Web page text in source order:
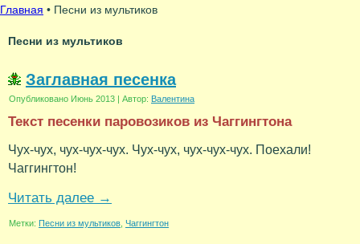
Главная • Песни из мультиков
Песни из мультиков
Заглавная песенка
Опубликовано Июнь 2013 | Автор: Валентина
Текст песенки паровозиков из Чаггингтона
Чух-чух, чух-чух-чух. Чух-чух, чух-чух-чух. Поехали!
Чаггингтон!
Читать далее →
Метки: Песни из мультиков Чаггингтон